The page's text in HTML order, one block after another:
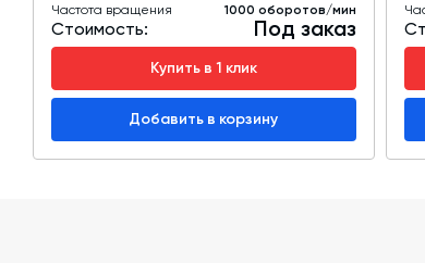
Частота вращения 1000 оборотов/мин
Стоимость: Под заказ
Купить в 1 клик
Добавить в корзину